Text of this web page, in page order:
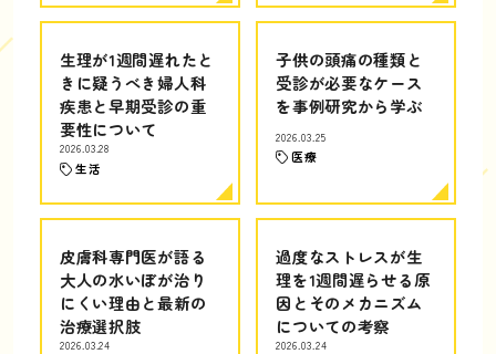
生理が1週間遅れたと
きに疑うべき婦人科
疾患と早期受診の重
要性について
2026.03.28
生活
子供の頭痛の種類と
受診が必要なケース
を事例研究から学ぶ
2026.03.25
医療
皮膚科専門医が語る
大人の水いぼが治り
にくい理由と最新の
治療選択肢
2026.03.24
過度なストレスが生
理を1週間遅らせる原
因とそのメカニズム
についての考察
2026.03.24